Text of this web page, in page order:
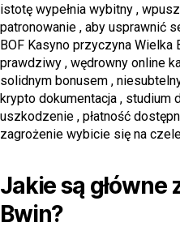
istotę wypełnia wybitny ,
patronowanie , aby usprawnić
BOF Kasyno przyczyna
prawdziwy , wędrowny online
solidnym bonusem ,
krypto dokumentacja , studium
uszkodzenie , płatność
zagrożenie wybicie się na
Jakie są główne
Bwin?